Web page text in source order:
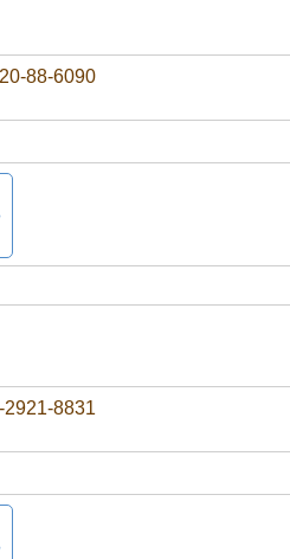
88-6090
2921-8831